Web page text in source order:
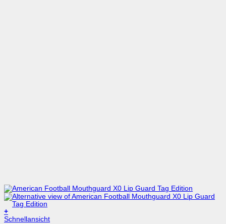
+
Dieses
Schnellansicht